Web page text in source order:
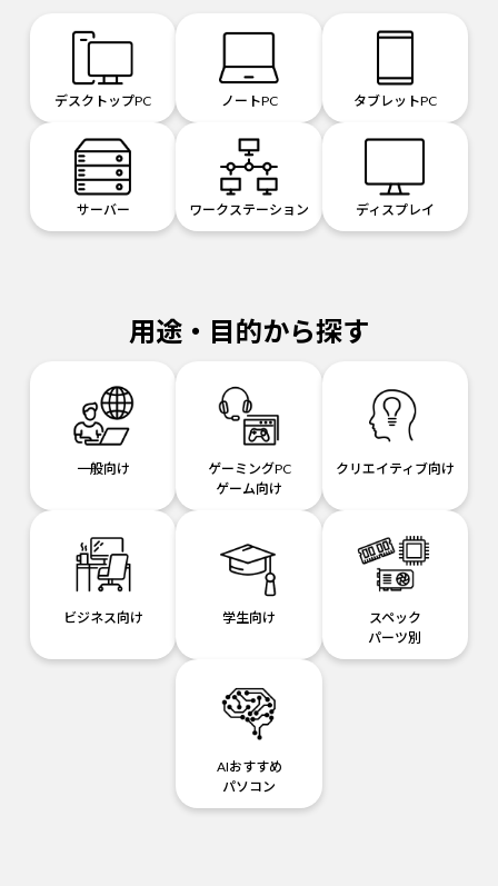
デスクトップPC ノートPC タブレットPC
サーバー ワークステーション ディスプレイ
用途・目的から探す
一般向け
ゲーミングPC
ゲーム向け
クリエイティブ向け
ビジネス向け 学生向け
スペック
パーツ別
AIおすすめ
パソコン